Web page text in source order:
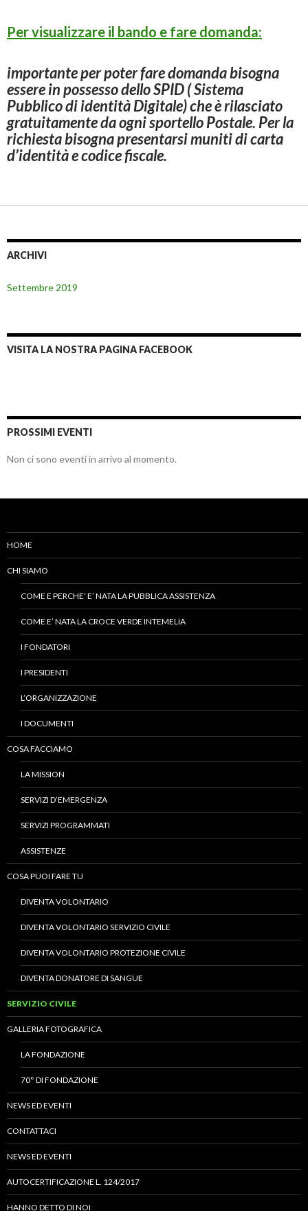
Per visualizzare il bando e fare domanda:
importante per poter fare domanda bisogna
essere in possesso dello SPID ( Sistema
Pubblico di identità Digitale) che è rilasciato
gratuitamente da ogni sportello Postale. Per la
richiesta bisogna presentarsi muniti di carta
d’identità e codice fiscale.
ARCHIVI
Settembre 2019
VISITA LA NOSTRA PAGINA FACEBOOK
PROSSIMI EVENTI
Non ci sono eventi in arrivo al momento.
HOME
CHI SIAMO
COME E PERCHE’ E’ NATA LA PUBBLICA ASSISTENZA
COME E’ NATA LA CROCE VERDE INTEMELIA
I FONDATORI
I PRESIDENTI
L’ORGANIZZAZIONE
I DOCUMENTI
COSA FACCIAMO
LA MISSION
SERVIZI D’EMERGENZA
SERVIZI PROGRAMMATI
ASSISTENZE
COSA PUOI FARE TU
DIVENTA VOLONTARIO
DIVENTA VOLONTARIO SERVIZIO CIVILE
DIVENTA VOLONTARIO PROTEZIONE CIVILE
DIVENTA DONATORE DI SANGUE
SERVIZIO CIVILE
GALLERIA FOTOGRAFICA
LA FONDAZIONE
70° DI FONDAZIONE
NEWS ED EVENTI
CONTATTACI
NEWS ED EVENTI
AUTOCERTIFICAZIONE L. 124/2017
HANNO DETTO DI NOI